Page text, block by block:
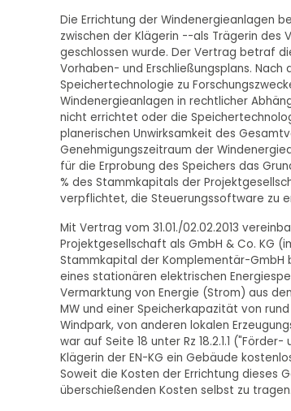
Die Errichtung der Windenergieanlagen
zwischen der Klägerin --als Trägerin
geschlossen wurde. Der Vertrag betraf
Vorhaben- und Erschließungsplans.
Speichertechnologie zu
Windenergieanlagen in rechtlicher
nicht errichtet oder die
planerischen Unwirksamkeit des
Genehmigungszeitraum der
für die Erprobung des Speichers das
% des Stammkapitals der
verpflichtet, die Steuerungssoftware zu
Mit Vertrag vom 31.01./02.02.2013
Projektgesellschaft als GmbH & Co. KG
Stammkapital der Komplementär-GmbH
eines stationären elektrischen
Vermarktung von Energie (Strom) aus
MW und einer Speicherkapazität von
Windpark, von anderen lokalen
war auf Seite 18 unter Rz 18.2.1.1
Klägerin der EN-KG ein Gebäude
Soweit die Kosten der Errichtung dieses
überschießenden Kosten selbst zu tragen.